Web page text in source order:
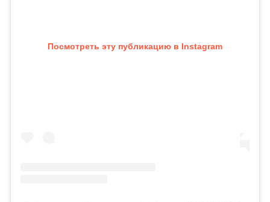
Посмотреть эту публикацию в Instagram